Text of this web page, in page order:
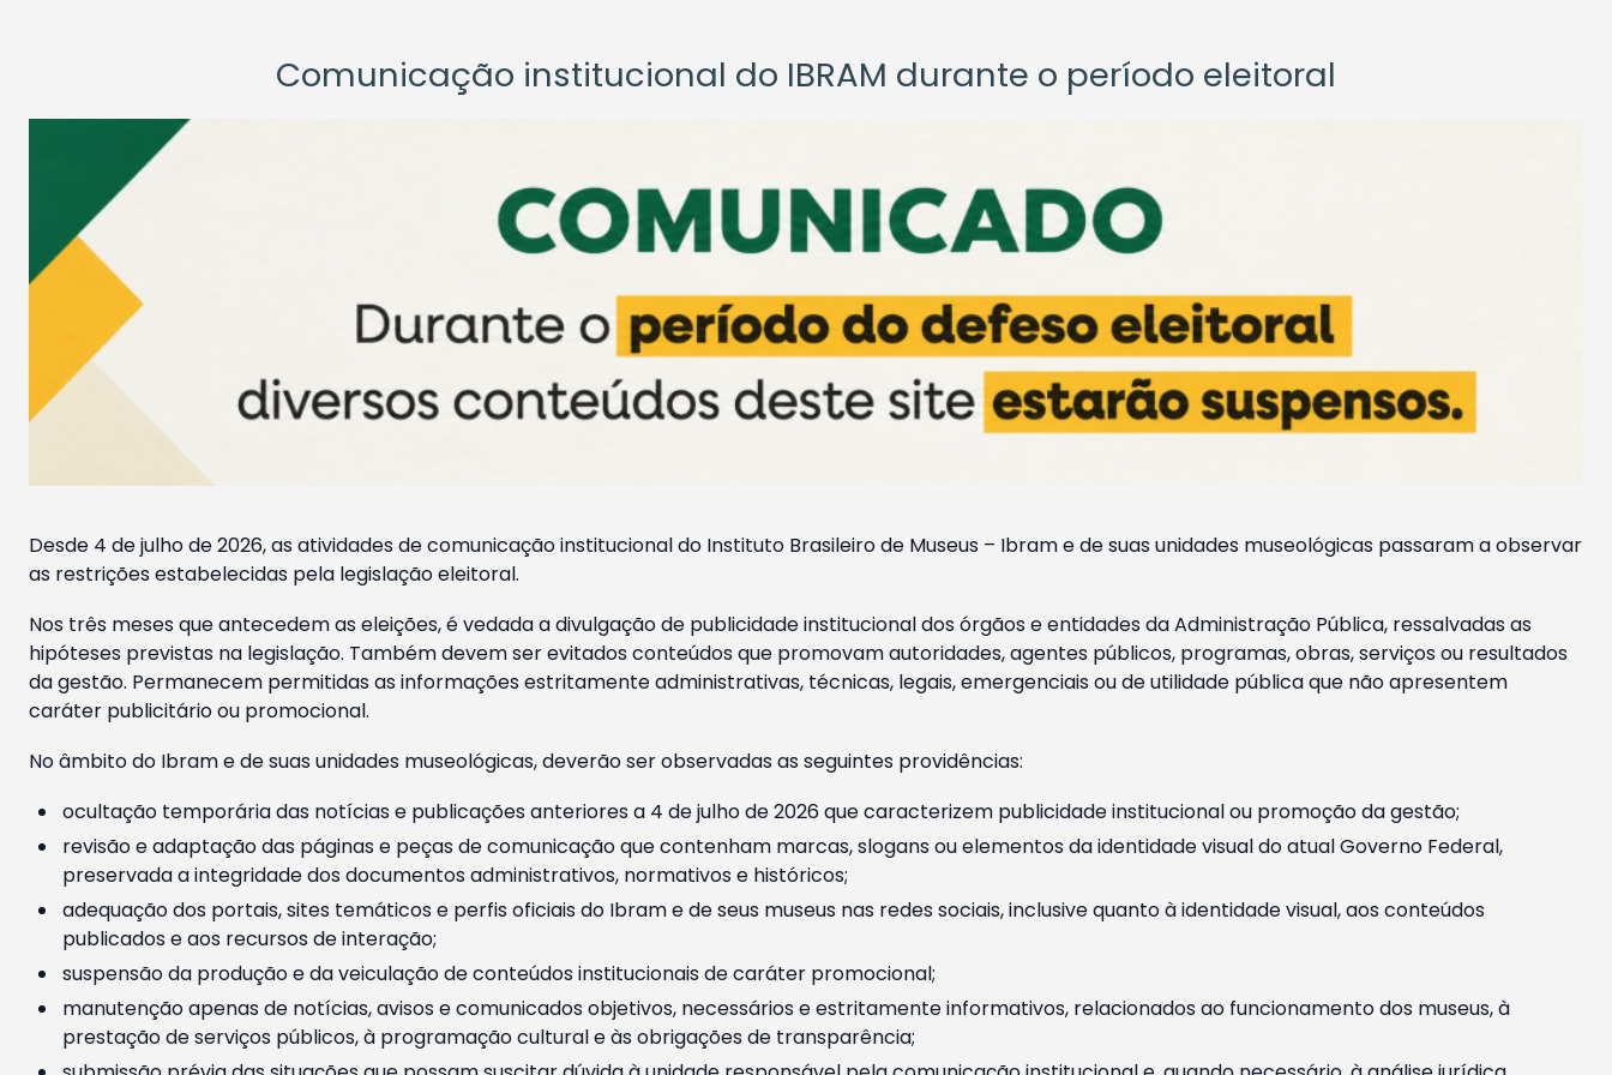
Comunicação institucional do IBRAM durante o período eleitoral
Desde 4 de julho de 2026, as atividades de comunicação institucional do Instituto Brasileiro de Museus – Ibram e de suas unidades museológicas passaram a observar
as restrições estabelecidas pela legislação eleitoral.
Nos três meses que antecedem as eleições, é vedada a divulgação de publicidade institucional dos órgãos e entidades da Administração Pública, ressalvadas as
hipóteses previstas na legislação. Também devem ser evitados conteúdos que promovam autoridades, agentes públicos, programas, obras, serviços ou resultados
da gestão. Permanecem permitidas as informações estritamente administrativas, técnicas, legais, emergenciais ou de utilidade pública que não apresentem
caráter publicitário ou promocional.
No âmbito do Ibram e de suas unidades museológicas, deverão ser observadas as seguintes providências:
ocultação temporária das notícias e publicações anteriores a 4 de julho de 2026 que caracterizem publicidade institucional ou promoção da gestão;
revisão e adaptação das páginas e peças de comunicação que contenham marcas, slogans ou elementos da identidade visual do atual Governo Federal,
preservada a integridade dos documentos administrativos, normativos e históricos;
adequação dos portais, sites temáticos e perfis oficiais do Ibram e de seus museus nas redes sociais, inclusive quanto à identidade visual, aos conteúdos
publicados e aos recursos de interação;
suspensão da produção e da veiculação de conteúdos institucionais de caráter promocional;
manutenção apenas de notícias, avisos e comunicados objetivos, necessários e estritamente informativos, relacionados ao funcionamento dos museus, à
prestação de serviços públicos, à programação cultural e às obrigações de transparência;